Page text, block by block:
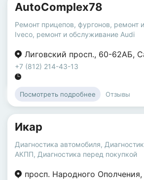
AutoComplex78
Ремонт прицепов, фургонов, ремонт
Iveco, ремонт и обслуживание Audi
Лиговский просп., 60-62АБ,
+7 (812) 214-43-13
Посмотреть подробнее Отзывы
Икар
Диагностика автомобиля,
АКПП, Диагностика перед покупкой
просп. Народного Ополчения,